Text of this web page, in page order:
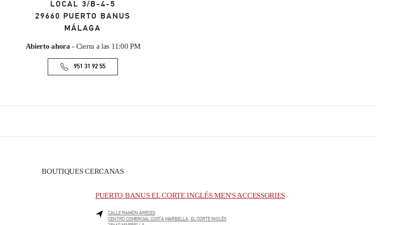
LOCAL 3/B-4-5
29660 PUERTO BANUS
MÁLAGA
Abierto ahora - Cierra a las 11:00 PM
951 31 92 55
BOUTIQUES CERCANAS
PUERTO BANUS EL CORTE INGLÉS MEN'S ACCESSORIES
CALLE RAMÓN ARECES
CENTRO COMERCIAL COSTA MARBELLA, EL CORTE INGLÉS